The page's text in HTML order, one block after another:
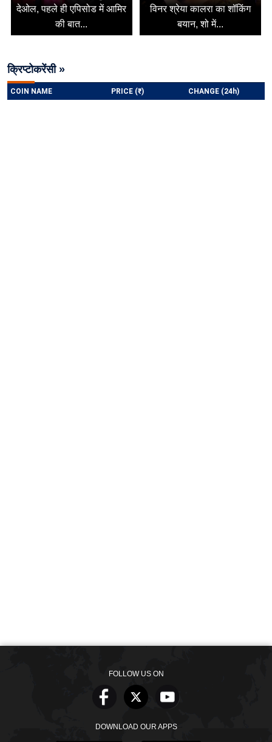
देओल, पहले ही एपिसोड में आमिर
की बात...
विनर श्रेया कालरा का शॉकिंग
बयान, शो में...
क्रिप्टोकरेंसी »
FOLLOW US ON
DOWNLOAD OUR APPS